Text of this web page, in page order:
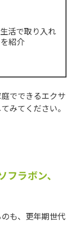
活で取り入れ
紹介
でできるエクサ
みてください。
ラボン、
も、更年期世代